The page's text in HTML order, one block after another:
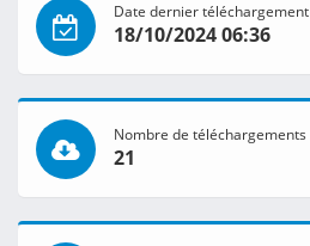
Date dernier téléchargement
18/10/2024 06:36
Nombre de téléchargements
21